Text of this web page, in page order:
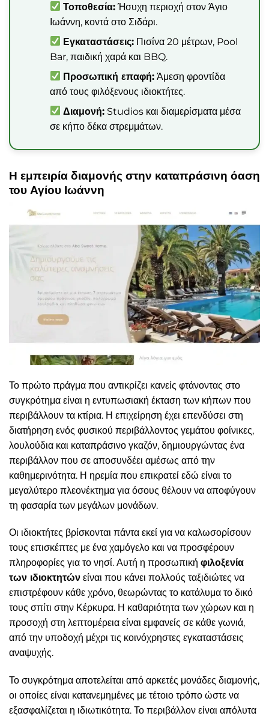
Τοποθεσία: Ήσυχη περιοχή στον Άγιο
Ιωάννη, κοντά στο Σιδάρι.
Εγκαταστάσεις: Πισίνα 20 μέτρων, Pool
Bar, παιδική χαρά και BBQ.
Προσωπική επαφή: Άμεση φροντίδα
από τους φιλόξενους ιδιοκτήτες.
Διαμονή: Studios και διαμερίσματα μέσα
σε κήπο δέκα στρεμμάτων.
Η εμπειρία διαμονής στην καταπράσινη όαση
του Αγίου Ιωάννη
Το πρώτο πράγμα που αντικρίζει κανείς φτάνοντας στο
συγκρότημα είναι η εντυπωσιακή έκταση των κήπων που
περιβάλλουν τα κτίρια. Η επιχείρηση έχει επενδύσει στη
διατήρηση ενός φυσικού περιβάλλοντος γεμάτου φοίνικες,
λουλούδια και καταπράσινο γκαζόν, δημιουργώντας ένα
περιβάλλον που σε αποσυνδέει αμέσως από την
καθημερινότητα. Η ηρεμία που επικρατεί εδώ είναι το
μεγαλύτερο πλεονέκτημα για όσους θέλουν να αποφύγουν
τη φασαρία των μεγάλων μονάδων.
Οι ιδιοκτήτες βρίσκονται πάντα εκεί για να καλωσορίσουν
τους επισκέπτες με ένα χαμόγελο και να προσφέρουν
πληροφορίες για το νησί. Αυτή η προσωπική φιλοξενία
των ιδιοκτητών είναι που κάνει πολλούς ταξιδιώτες να
επιστρέφουν κάθε χρόνο, θεωρώντας το κατάλυμα το δικό
τους σπίτι στην Κέρκυρα. Η καθαριότητα των χώρων και η
προσοχή στη λεπτομέρεια είναι εμφανείς σε κάθε γωνιά,
από την υποδοχή μέχρι τις κοινόχρηστες εγκαταστάσεις
αναψυχής.
Το συγκρότημα αποτελείται από αρκετές μονάδες διαμονής,
οι οποίες είναι κατανεμημένες με τέτοιο τρόπο ώστε να
εξασφαλίζεται η ιδιωτικότητα. Το περιβάλλον είναι απόλυτα